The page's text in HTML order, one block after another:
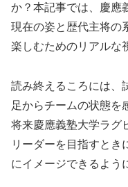
か？本記事では、慶應
現在の姿と歴代主将の
楽しむためのリアルな
読み終えるころには、
足からチームの状態を
将来慶應義塾大学ラグ
リーダーを目指すとき
にイメージできるよう